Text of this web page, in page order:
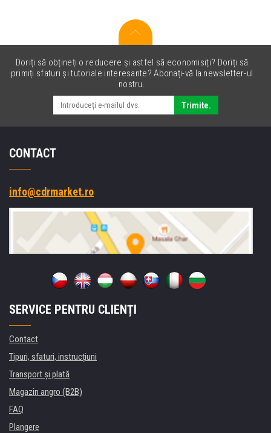
Doriți să obțineți o reducere și astfel să economisiți? Doriți să
primiți sfaturi și tutoriale interesante? Abonați-vă la newsletter-ul
nostru.
Trimite.
CONTACT
info@cdrmarket.ro
SERVICE PENTRU CLIENȚI
Contact
Tipuri, sfaturi, instrucțiuni
Transport şi plată
Magazin angro (B2B)
FAQ
Plangere